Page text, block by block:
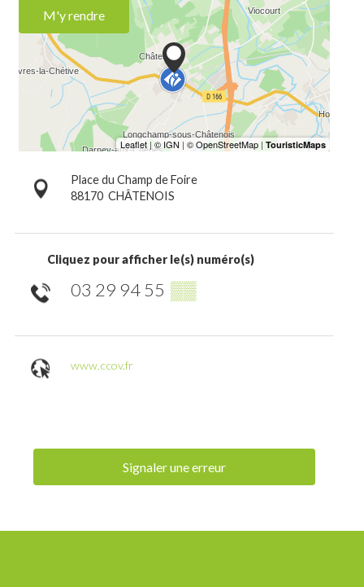
M'y rendre
Place du Champ de Foire
88170 CHÂTENOIS
Cliquez pour afficher le(s) numéro(s)
03 29 94 55 ▒▒
www.ccov.fr
Signaler une erreur